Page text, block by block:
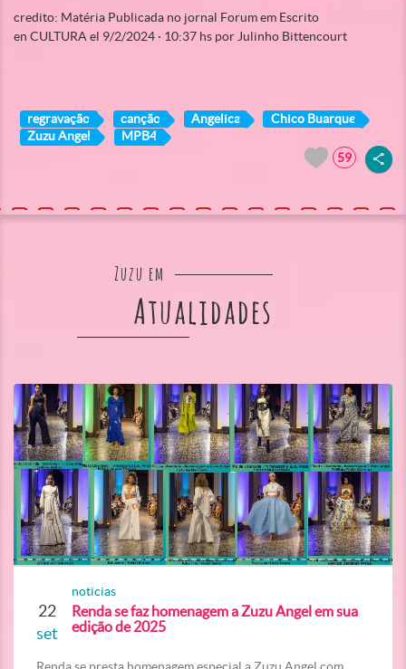
credito: Matéria Publicada no jornal Forum em Escrito
en CULTURA el 9/2/2024 · 10:37 hs por Julinho Bittencourt
regravação canção Angelica
Chico Buarque
Zuzu Angel
MPB4
59
Zuzu em
Atualidades
22
set
noticias
Renda se faz homenagem a Zuzu Angel em sua
edição de 2025
Renda se presta homenagem especial a Zuzu Angel com